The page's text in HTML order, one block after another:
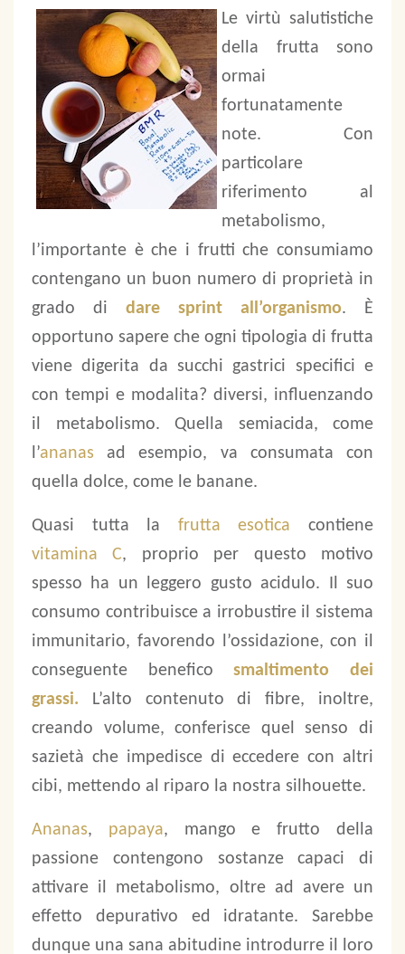
Le virtù salutistiche
della frutta sono
ormai
fortunatamente
note. Con
particolare
riferimento al
metabolismo,
l’importante è che i frutti che consumiamo
contengano un buon numero di proprietà in
grado di dare sprint all’organismo. È
opportuno sapere che ogni tipologia di frutta
viene digerita da succhi gastrici specifici e
con tempi e modalita? diversi, influenzando
il metabolismo. Quella semiacida, come
l’ananas ad esempio, va consumata con
quella dolce, come le banane.
Quasi tutta la frutta esotica contiene
vitamina C, proprio per questo motivo
spesso ha un leggero gusto acidulo. Il suo
consumo contribuisce a irrobustire il sistema
immunitario, favorendo l’ossidazione, con il
conseguente beneficosmaltimento dei
grassi. L’alto contenuto di fibre, inoltre,
creando volume, conferisce quel senso di
sazietà che impedisce di eccedere con altri
cibi, mettendo al riparo la nostra silhouette.
Ananas, papaya, mango e frutto della
passione contengono sostanze capaci di
attivare il metabolismo, oltre ad avere un
effetto depurativo ed idratante. Sarebbe
dunque una sana abitudine introdurre il loro